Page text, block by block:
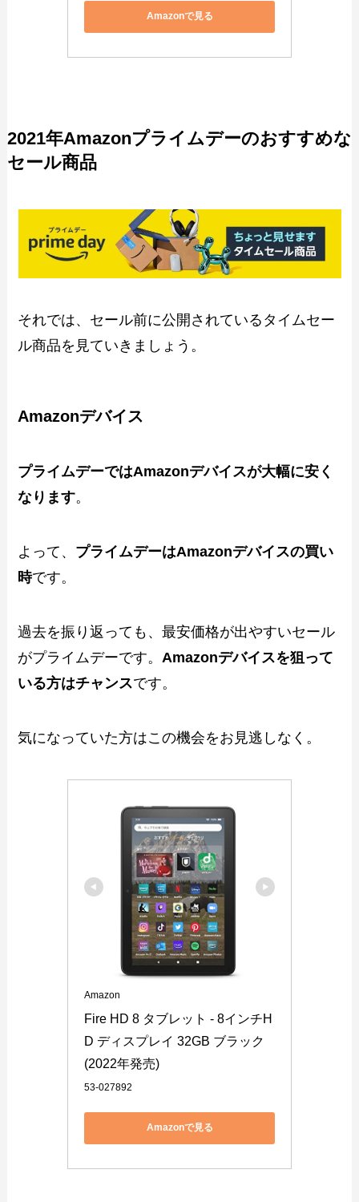
Amazonで見る
2021年Amazonプライムデーのおすすめな
セール商品
それでは、セール前に公開されているタイムセー
ル商品を見ていきましょう。
Amazonデバイス
プライムデーではAmazonデバイスが大幅に安く
なります。
よって、 プライムデーはAmazonデバイスの買い
時です。
過去を振り返っても、最安価格が出やすいセール
がプライムデーです。 Amazonデバイスを狙って
いる方はチャンスです。
気になっていた方はこの機会をお見逃しなく。
Amazon
Fire HD 8 タブレット - 8インチH
D ディスプレイ 32GB ブラック
(2022年発売)
53-027892
Amazonで見る